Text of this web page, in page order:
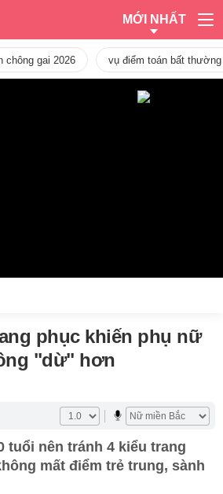
MỚI NHẤT
chông gai 2026 vụ điểm toán bất
phục khiến phụ nữ
"dừ" hơn
tuổi nên tránh 4 kiểu trang
mất điểm trẻ trung, sành